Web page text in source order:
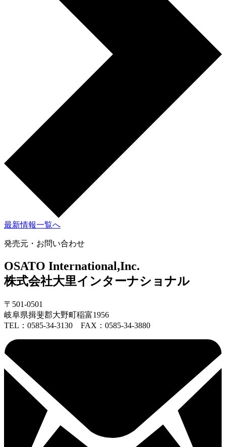
最新情報一覧へ
発売元・お問い合わせ
OSATO International,Inc.
株式会社大里インターナショナル
〒501-0501
岐阜県揖斐郡大野町稲富1956
TEL：0585-34-3130 FAX：0585-34-3880